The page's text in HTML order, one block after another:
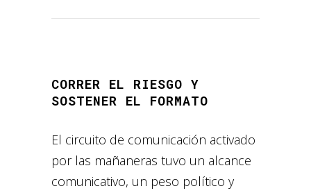
CORRER EL RIESGO Y
SOSTENER EL FORMATO
El circuito de comunicación activado
por las mañaneras tuvo un alcance
comunicativo, un peso político y